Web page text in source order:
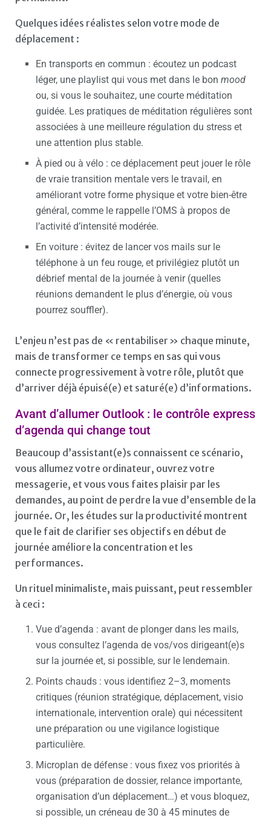
Quelques idées réalistes selon votre mode de
déplacement :
En transports en commun : écoutez un podcast
léger, une playlist qui vous met dans le bonmood
ou, si vous le souhaitez, une courte méditation
guidée. Les pratiques de méditation régulières sont
associées à une meilleure régulation du stress et
une attention plus stable.
À pied ou à vélo : ce déplacement peut jouer le rôle
de vraie transition mentale vers le travail, en
améliorant votre forme physique et votre bien-être
général, comme le rappelle l’OMS à propos de
l’activité d’intensité modérée.
En voiture : évitez de lancer vos mails sur le
téléphone à un feu rouge, et privilégiez plutôt un
débrief mental de la journée à venir (quelles
réunions demandent le plus d’énergie, où vous
pourrez souffler).
L’enjeu n’est pas de « rentabiliser » chaque minute,
mais de transformer ce temps en sas qui vous
connecte progressivement à votre rôle, plutôt que
d’arriver déjà épuisé(e) et saturé(e) d’informations.
Avant d’allumer Outlook : le contrôle express
d’agenda qui change tout
Beaucoup d’assistant(e)s connaissent ce scénario,
vous allumez votre ordinateur, ouvrez votre
messagerie, et vous vous faites plaisir par les
demandes, au point de perdre la vue d’ensemble de la
journée. Or, les études sur la productivité montrent
que le fait de clarifier ses objectifs en début de
journée améliore la concentration et les
performances.
Un rituel minimaliste, mais puissant, peut ressembler
à ceci :
Vue d’agenda : avant de plonger dans les mails,
vous consultez l’agenda de vos/vos dirigeant(e)s
sur la journée et, si possible, sur le lendemain.
Points chauds : vous identifiez 2–3, moments
critiques (réunion stratégique, déplacement, visio
internationale, intervention orale) qui nécessitent
une préparation ou une vigilance logistique
particulière.
Microplan de défense : vous fixez vos priorités à
vous (préparation de dossier, relance importante,
organisation d’un déplacement…) et vous bloquez,
si possible, un créneau de 30 à 45 minutes de